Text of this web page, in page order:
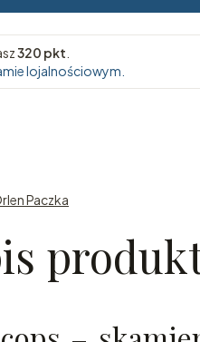
320 pkt
lojalnościowym.
Paczka